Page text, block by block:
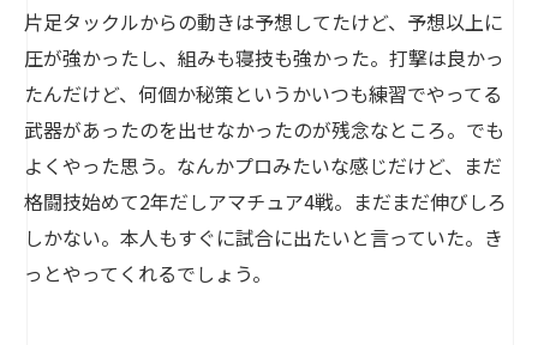
片足タックルからの動きは予想してたけど、予想以上に
圧が強かったし、組みも寝技も強かった。打撃は良かっ
たんだけど、何個か秘策というかいつも練習でやってる
武器があったのを出せなかったのが残念なところ。でも
よくやった思う。なんかプロみたいな感じだけど、まだ
格闘技始めて2年だしアマチュア4戦。まだまだ伸びしろ
しかない。本人もすぐに試合に出たいと言っていた。き
っとやってくれるでしょう。